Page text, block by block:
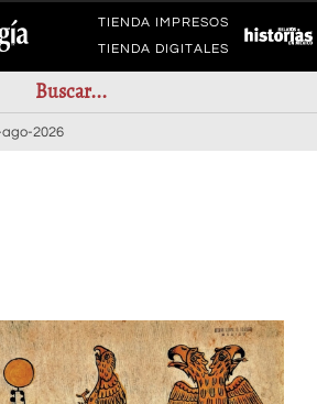
TIENDA IMPRESOS
TIENDA DIGITALES
2026